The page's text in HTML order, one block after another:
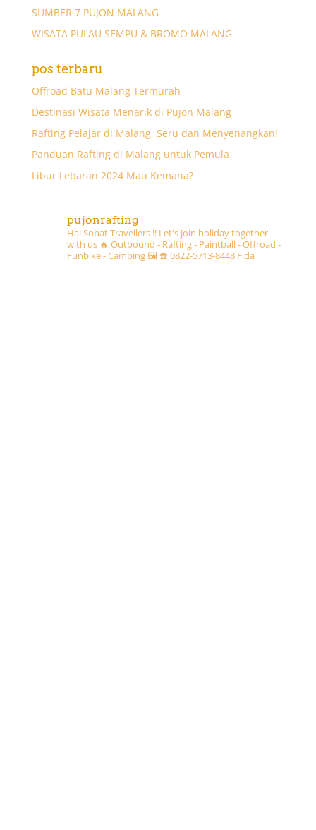
SUMBER 7 PUJON MALANG
WISATA PULAU SEMPU & BROMO MALANG
pos terbaru
Offroad Batu Malang Termurah
Destinasi Wisata Menarik di Pujon Malang
Rafting Pelajar di Malang, Seru dan Menyenangkan!
Panduan Rafting di Malang untuk Pemula
Libur Lebaran 2024 Mau Kemana?
pujonrafting
Hai Sobat Travellers !! Let's join holiday together
with us 🔥 Outbound - Rafting - Paintball - Offroad -
Funbike - Camping 🖼☎️ 0822-5713-8448 Fida